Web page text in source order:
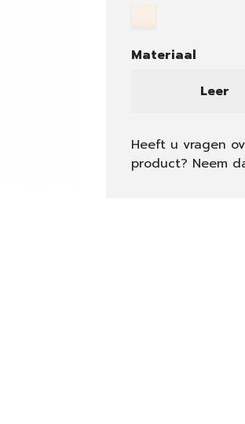
Materiaal
Leer
Heeft u vragen
product? Neem